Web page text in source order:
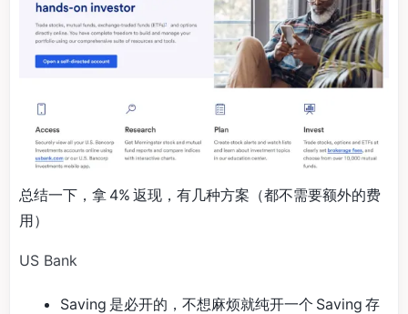
总结一下，拿 4% 返现，有几种方案（都不需要额外的费
用）
US Bank
Saving 是必开的，不想麻烦就纯开一个 Saving 存